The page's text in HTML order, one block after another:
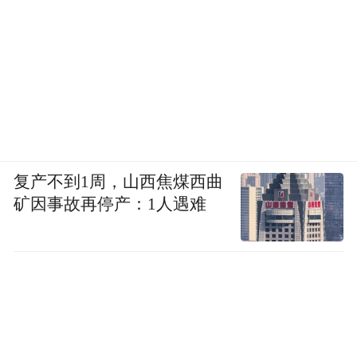
复产不到1周，山西焦煤西曲
矿因事故再停产：1人遇难